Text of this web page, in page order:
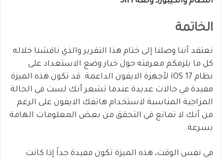
الخاتمة
نعتقد أننا وصلنا إلى ختام هذا التقرير والذي ناقشنا خلاله
كل ما يلزمكم معرفته حول خيار وضع الاستعداد على
نظام iOS 17 لأجهزة الايفون الداعمة. قد تكون هذه الميزة
مفيدة في حالات عديدة عندما تشعر أنك لست في الحالة
المزاجية المناسبة لاستخدام هاتفك الايفون على الرغم
من أنك لا تمانع في التحقق من بعض المعلومات الهامة
بسرعة.
في نفس الوقت، هذه الميزة تكون مفيدة جداً إذا كانت